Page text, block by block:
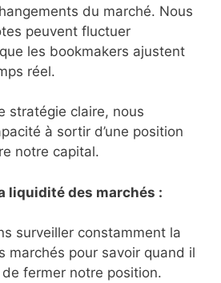
du marché. Nous
peuvent fluctuer
les bookmakers ajustent
réel.
stratégie claire, nous
à sortir d’une position
notre capital.
liquidité des marchés :
surveiller constamment la
marchés pour savoir quand il
fermer notre position.